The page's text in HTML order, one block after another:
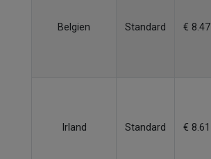
Belgien Standard € 8.47
Irland Standard € 8.61